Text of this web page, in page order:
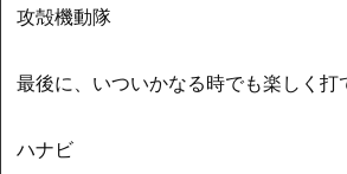
攻殻機動隊
最後に、いついかなる時でも楽しく打
ハナビ